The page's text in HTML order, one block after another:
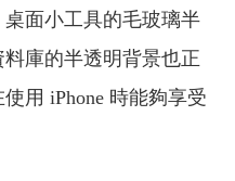
面小工具的毛玻璃半
庫的半透明背景也正
用 iPhone 時能夠享受